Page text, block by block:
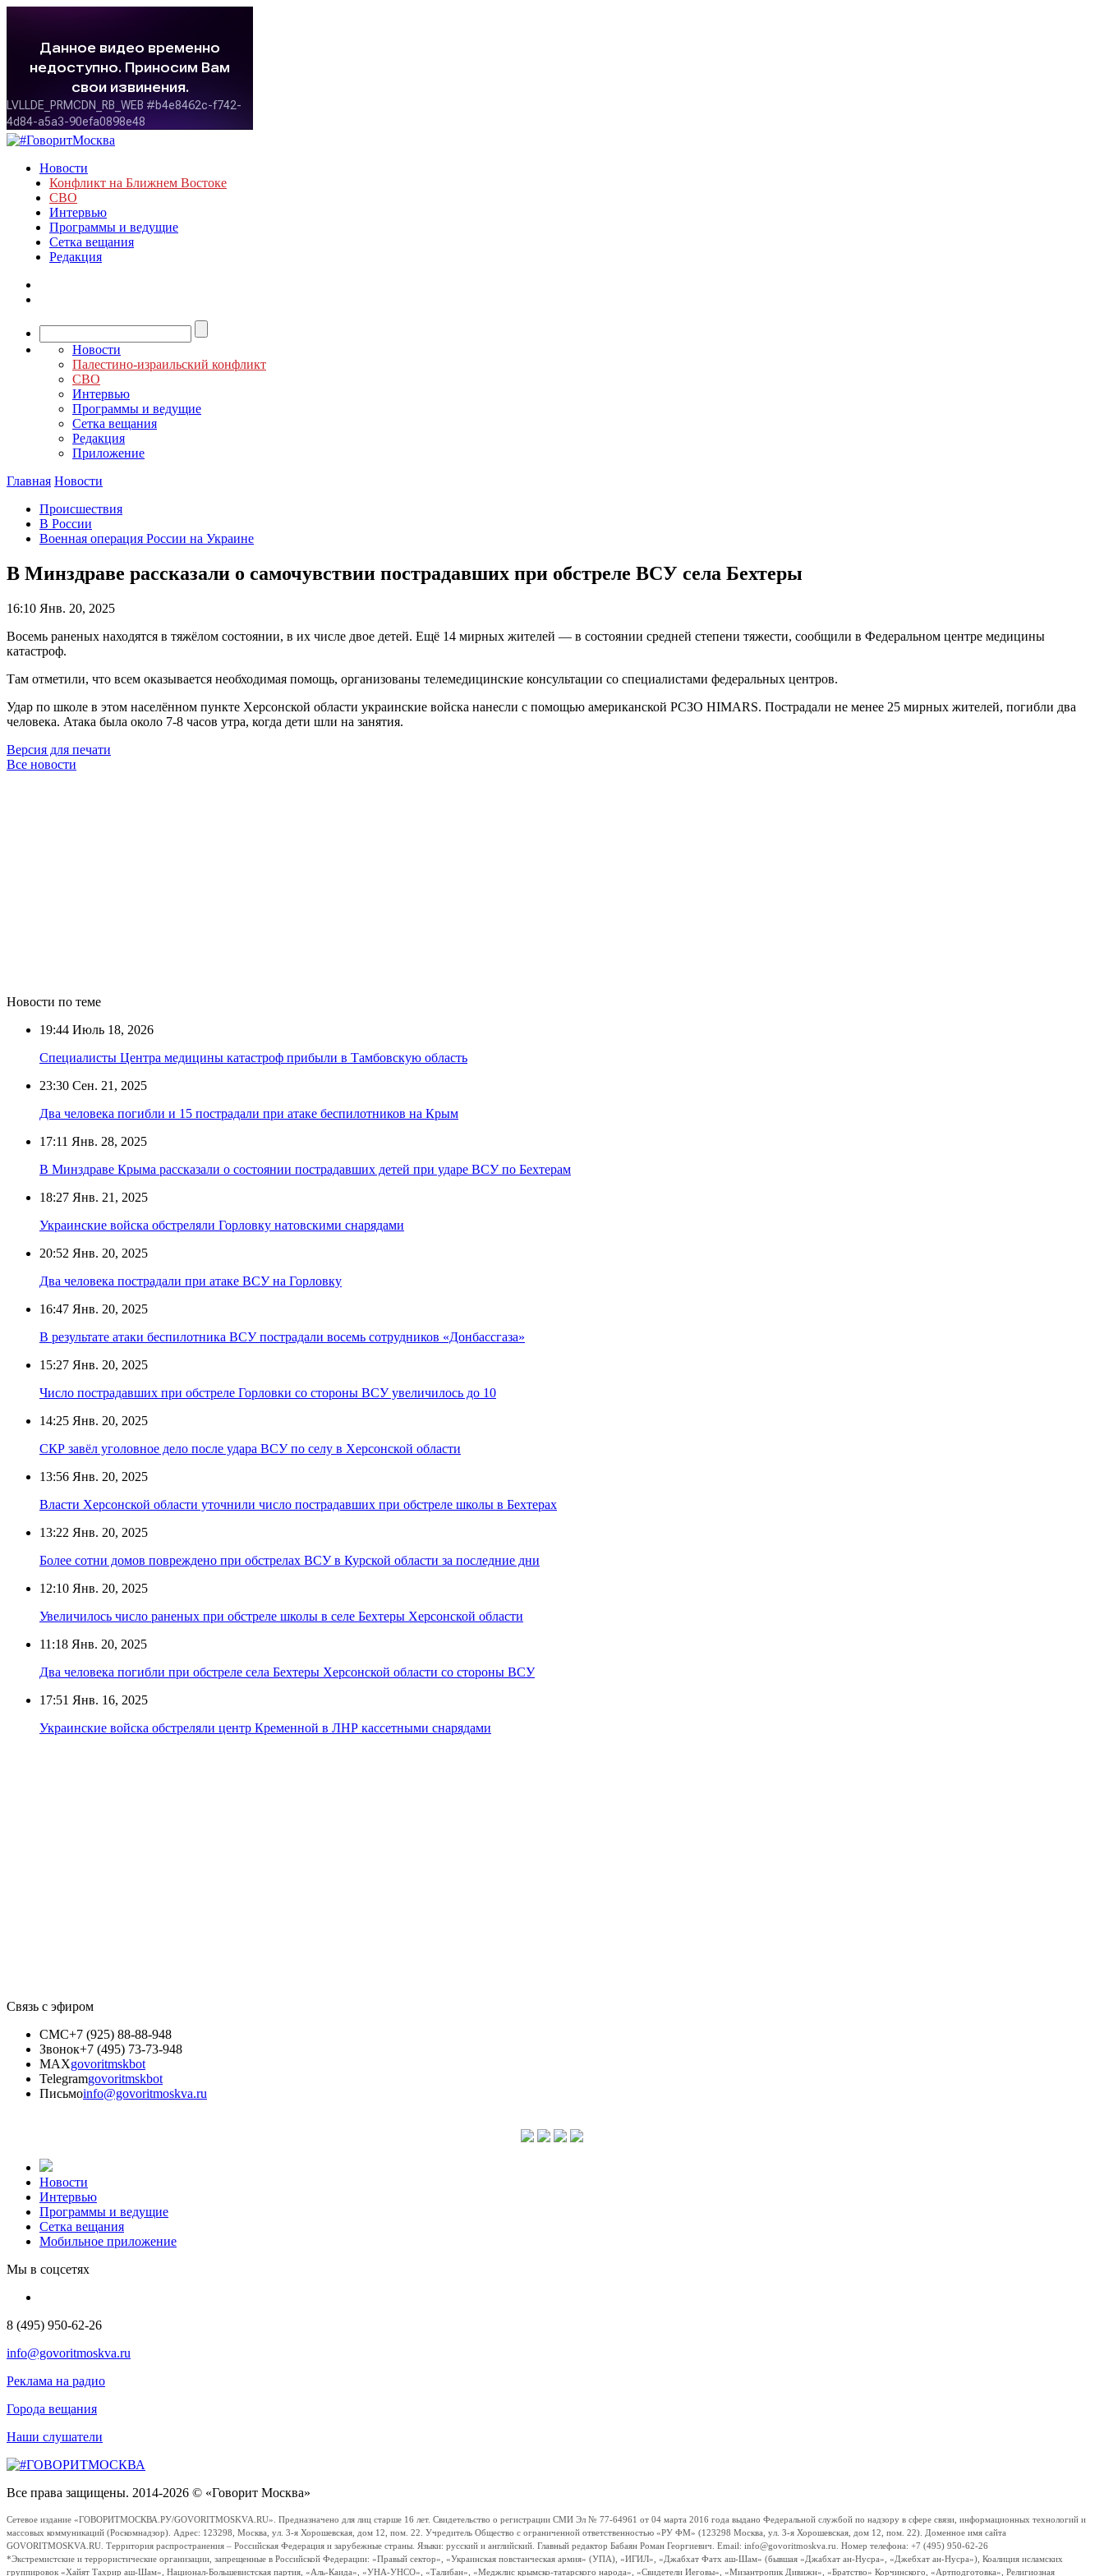
Новости
Конфликт на Ближнем Востоке
СВО
Интервью
Программы и ведущие
Сетка вещания
Редакция
Новости
Палестино-израильский конфликт
СВО
Интервью
Программы и ведущие
Сетка вещания
Редакция
Приложение
Главная Новости
Происшествия
В России
Военная операция России на Украине
В Минздраве рассказали о самочувствии пострадавших при обстреле ВСУ села Бехтеры
16:10 Янв. 20, 2025
Восемь раненых находятся в тяжёлом состоянии, в их числе двое детей. Ещё 14 мирных жителей — в состоянии средней степени тяжести, сообщили в Федеральном центре медицины
катастроф.
Там отметили, что всем оказывается необходимая помощь, организованы телемедицинские консультации со специалистами федеральных центров.
Удар по школе в этом населённом пункте Херсонской области украинские войска нанесли с помощью американской РСЗО HIMARS. Пострадали не менее 25 мирных жителей, погибли два
человека. Атака была около 7-8 часов утра, когда дети шли на занятия.
Версия для печати
Все новости
Новости по теме
19:44 Июль 18, 2026
Специалисты Центра медицины катастроф прибыли в Тамбовскую область
23:30 Сен. 21, 2025
Два человека погибли и 15 пострадали при атаке беспилотников на Крым
17:11 Янв. 28, 2025
В Минздраве Крыма рассказали о состоянии пострадавших детей при ударе ВСУ по Бехтерам
18:27 Янв. 21, 2025
Украинские войска обстреляли Горловку натовскими снарядами
20:52 Янв. 20, 2025
Два человека пострадали при атаке ВСУ на Горловку
16:47 Янв. 20, 2025
В результате атаки беспилотника ВСУ пострадали восемь сотрудников «Донбассгаза»
15:27 Янв. 20, 2025
Число пострадавших при обстреле Горловки со стороны ВСУ увеличилось до 10
14:25 Янв. 20, 2025
СКР завёл уголовное дело после удара ВСУ по селу в Херсонской области
13:56 Янв. 20, 2025
Власти Херсонской области уточнили число пострадавших при обстреле школы в Бехтерах
13:22 Янв. 20, 2025
Более сотни домов повреждено при обстрелах ВСУ в Курской области за последние дни
12:10 Янв. 20, 2025
Увеличилось число раненых при обстреле школы в селе Бехтеры Херсонской области
11:18 Янв. 20, 2025
Два человека погибли при обстреле села Бехтеры Херсонской области со стороны ВСУ
17:51 Янв. 16, 2025
Украинские войска обстреляли центр Кременной в ЛНР кассетными снарядами
Связь с эфиром
СМС+7 (925) 88-88-948
Звонок+7 (495) 73-73-948
MAXgovoritmskbot
Telegramgovoritmskbot
Письмоinfo@govoritmoskva.ru
Новости
Интервью
Программы и ведущие
Сетка вещания
Мобильное приложение
Мы в соцсетях
8 (495) 950-62-26
info@govoritmoskva.ru
Реклама на радио
Города вещания
Наши слушатели
Все права защищены. 2014-2026 © «Говорит Москва»
Сетевое издание «ГОВОРИТМОСКВА.РУ/GOVORITMOSKVA.RU». Предназначено для лиц старше 16 лет. Свидетельство о регистрации СМИ Эл № 77-64961 от 04 марта 2016 года выдано Федеральной службой по надзору в сфере связи, информационных технологий и
массовых коммуникаций (Роскомнадзор). Адрес: 123298, Москва, ул. 3-я Хорошевская, дом 12, пом. 22. Учредитель Общество с ограниченной ответственностью «РУ ФМ» (123298 Москва, ул. 3-я Хорошевская, дом 12, пом. 22). Доменное имя сайта
GOVORITMOSKVA.RU. Территория распространения – Российская Федерация и зарубежные страны. Языки: русский и английский. Главный редактор Бабаян Роман Георгиевич. Email: info@govoritmoskva.ru. Номер телефона: +7 (495) 950-62-26
*Экстремистские и террористические организации, запрещенные в Российской Федерации: «Правый сектор», «Украинская повстанческая армия» (УПА), «ИГИЛ», «Джабхат Фатх аш-Шам» (бывшая «Джабхат ан-Нусра», «Джебхат ан-Нусра»), Коалиция исламских
группировок «Хайят Тахрир аш-Шам», Национал-Большевистская партия, «Аль-Каида», «УНА-УНСО», «Талибан», «Меджлис крымско-татарского народа», «Свидетели Иеговы», «Мизантропик Дивижн», «Братство» Корчинского, «Артподготовка», Религиозная